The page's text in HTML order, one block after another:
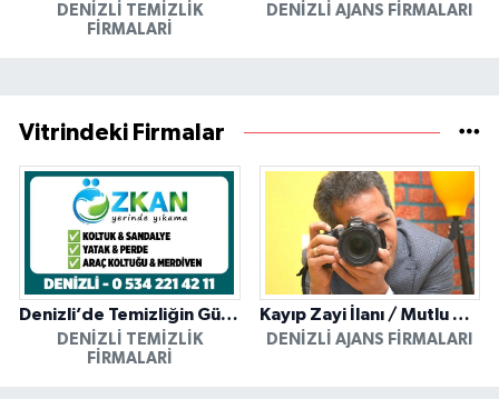
DENIZLI TEMIZLIK
FIRMALARI
DENIZLI AJANS FIRMALARI
Vitrindeki Firmalar
Denizli’de Temizliğin Güvenilir Adresi: Özkan Yerinde Yıkama
DENIZLI TEMIZLIK
FIRMALARI
Kayıp Zayi İlanı / Mutlu Ajans / Denizli
DENIZLI AJANS FIRMALARI